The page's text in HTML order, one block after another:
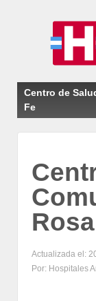
Centro de
Fe
Actualizada el:
Por: Hospitales